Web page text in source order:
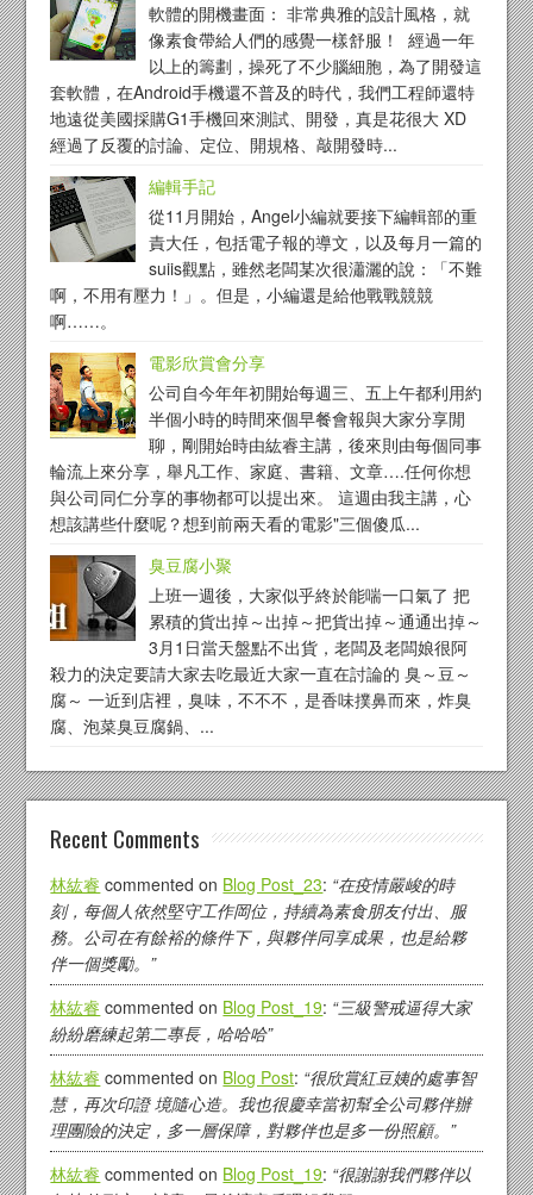
軟體的開機畫面： 非常典雅的設計風格，就
像素食帶給人們的感覺一樣舒服！ 經過一年
以上的籌劃，操死了不少腦細胞，為了開發這
套軟體，在Android手機還不普及的時代，我們工程師還特
地遠從美國採購G1手機回來測試、開發，真是花很大 XD
經過了反覆的討論、定位、開規格、敲開發時...
編輯手記
從11月開始，Angel小編就要接下編輯部的重
責大任，包括電子報的導文，以及每月一篇的
suiis觀點，雖然老闆某次很瀟灑的說：「不難
啊，不用有壓力！」。但是，小編還是給他戰戰競競
啊……。
電影欣賞會分享
公司自今年年初開始每週三、五上午都利用約
半個小時的時間來個早餐會報與大家分享閒
聊，剛開始時由紘睿主講，後來則由每個同事
輪流上來分享，舉凡工作、家庭、書籍、文章….任何你想
與公司同仁分享的事物都可以提出來。 這週由我主講，心
想該講些什麼呢？想到前兩天看的電影"三個傻瓜...
臭豆腐小聚
上班一週後，大家似乎終於能喘一口氣了 把
累積的貨出掉～出掉～把貨出掉～通通出掉～
3月1日當天盤點不出貨，老闆及老闆娘很阿
殺力的決定要請大家去吃最近大家一直在討論的 臭～豆～
腐～ 一近到店裡，臭味，不不不，是香味撲鼻而來，炸臭
腐、泡菜臭豆腐鍋、...
Recent Comments
林紘睿 commented on Blog Post_23: “在疫情嚴峻的時
刻，每個人依然堅守工作岡位，持續為素食朋友付出、服
務。公司在有餘裕的條件下，與夥伴同享成果，也是給夥
伴一個獎勵。”
林紘睿 commented on Blog Post_19: “三級警戒逼得大家
紛紛磨練起第二專長，哈哈哈”
林紘睿 commented on Blog Post: “很欣賞紅豆姨的處事智
慧，再次印證 境隨心造。我也很慶幸當初幫全公司夥伴辦
理團險的決定，多一層保障，對夥伴也是多一份照顧。”
林紘睿 commented on Blog Post_19: “很謝謝我們夥伴以